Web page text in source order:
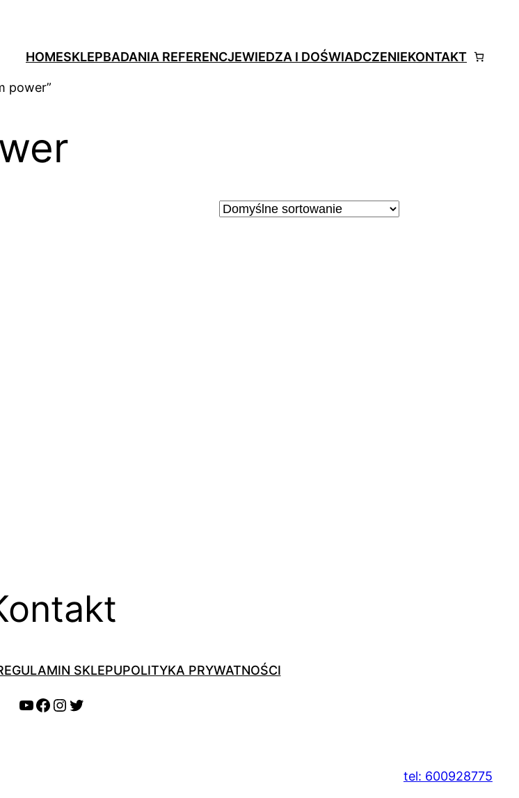
HOMESKLEPBADANIA REFERENCJEWIEDZA I DOŚWIADCZENIEKONTAKT
power”
SKLEPUPOLITYKA PRYWATNOŚCI
YouTube
Facebook
Instagram
Twitter
tel: 600928775